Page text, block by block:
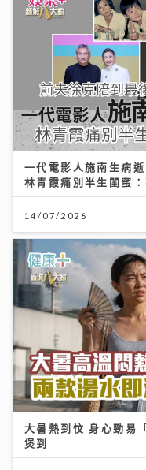
一代電影人施南生病
林青霞痛別半生閨蜜
14/07/2026
大暑熱到忟 身心勁易
煲到